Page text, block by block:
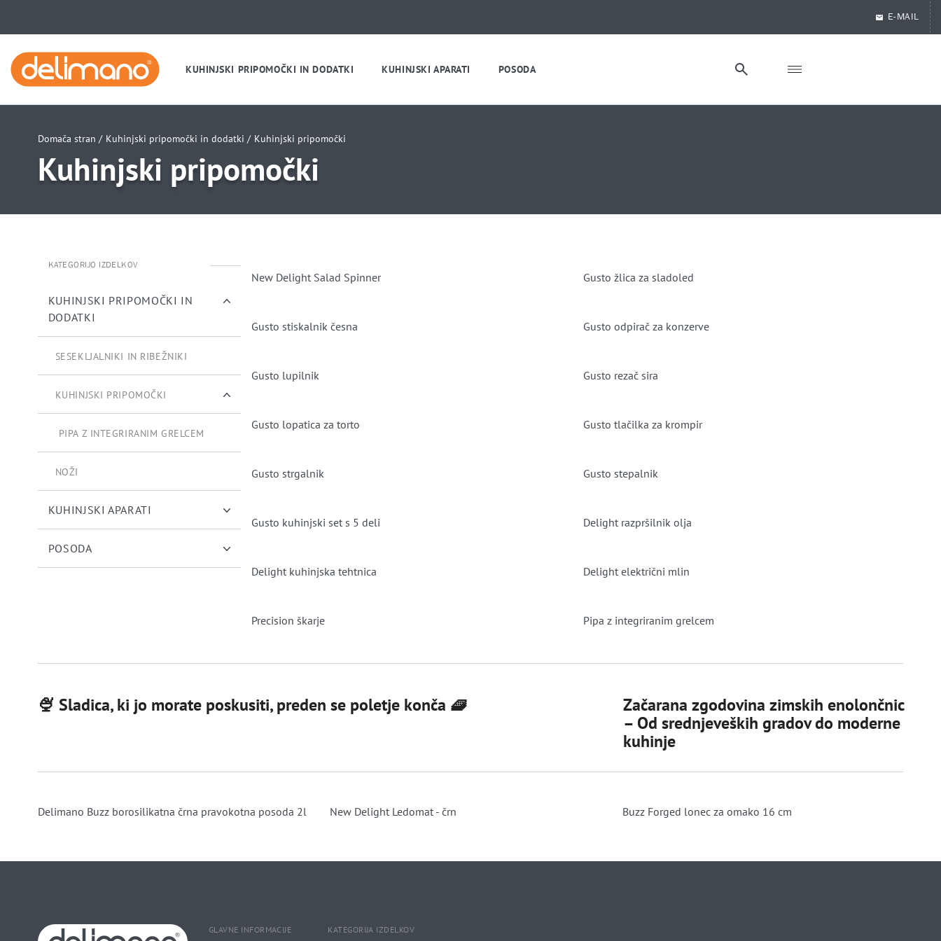
E-MAIL
KUHINJSKI PRIPOMOČKI IN DODATKI KUHINJSKI APARATI POSODA
Domača stran / Kuhinjski pripomočki in dodatki / Kuhinjski pripomočki
Kuhinjski pripomočki
KATEGORIJO IZDELKOV
KUHINJSKI PRIPOMOČKI IN
DODATKI
SESEKLJALNIKI IN RIBEŽNIKI
KUHINJSKI PRIPOMOČKI
PIPA Z INTEGRIRANIM GRELCEM
NOŽI
KUHINJSKI APARATI
POSODA
New Delight Salad Spinner Gusto žlica za sladoled
Gusto stiskalnik česna Gusto odpirač za konzerve
Gusto lupilnik Gusto rezač sira
Gusto lopatica za torto Gusto tlačilka za krompir
Gusto strgalnik Gusto stepalnik
Gusto kuhinjski set s 5 deli Delight razpršilnik olja
Delight kuhinjska tehtnica Delight električni mlin
Precision škarje Pipa z integriranim grelcem
🍨 Sladica, ki jo morate poskusiti, preden se poletje konča 🧇
Začarana zgodovina zimskih enolončnic
– Od srednjeveških gradov do moderne
kuhinje
Delimano Buzz borosilikatna črna pravokotna posoda 2l New Delight Ledomat - črn Buzz Forged lonec za omako 16 cm
GLAVNE INFORMACIJE KATEGORIJA IZDELKOV